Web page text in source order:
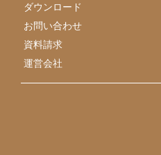
ダウンロード
お問い合わせ
資料請求
運営会社